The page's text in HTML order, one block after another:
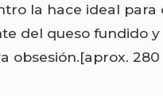
la hace ideal para
del queso fundido y
obsesión.[aprox.